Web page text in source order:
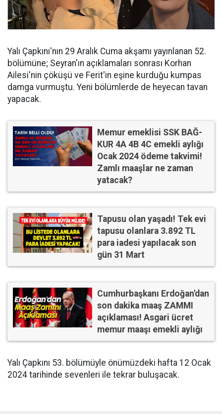
Yalı Çapkını'nın 29 Aralık Cuma akşamı yayınlanan 52.
bölümüne; Seyran'ın açıklamaları sonrası Korhan
Ailesi'nin çöküşü ve Ferit'in eşine kurduğu kumpas
damga vurmuştu. Yeni bölümlerde de heyecan tavan
yapacak.
Memur emeklisi SSK BAĞ-
KUR 4A 4B 4C emekli aylığı
Ocak 2024 ödeme takvimi!
Zamlı maaşlar ne zaman
yatacak?
Tapusu olan yaşadı! Tek evi
tapusu olanlara 3.892 TL
para iadesi yapılacak son
gün 31 Mart
Cumhurbaşkanı Erdoğan'dan
son dakika maaş ZAMMI
açıklaması! Asgari ücret
memur maaşı emekli aylığı
Yalı Çapkını 53. bölümüyle önümüzdeki hafta 12 Ocak
2024 tarihinde sevenleri ile tekrar buluşacak.